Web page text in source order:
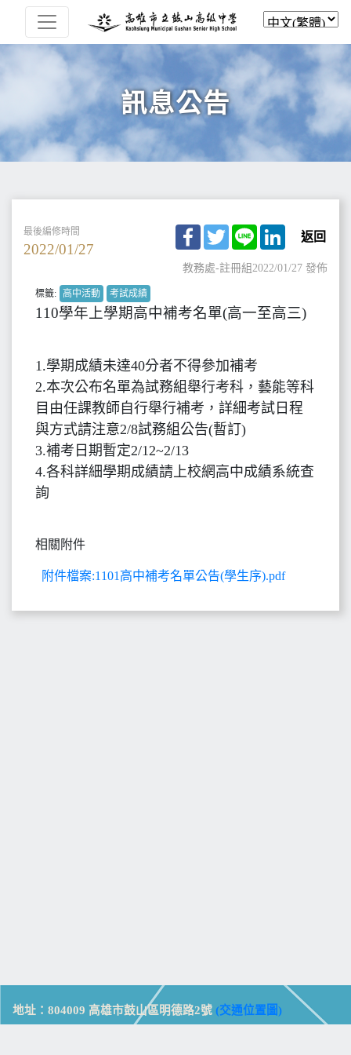
訊息公告
最後編修時間
2022/01/27
Facebook
TwitterLine LinkedIn
返回
教務處-註冊組2022/01/27 發佈
標籤: 高中活動 考試成績
110學年上學期高中補考名單(高一至高三)
1.學期成績未達40分者不得參加補考
2.本次公布名單為試務組舉行考科，藝能等科
目由任課教師自行舉行補考，詳細考試日程
與方式請注意2/8試務組公告(暫訂)
3.補考日期暫定2/12~2/13
4.各科詳細學期成績請上校網高中成績系統查
詢
相關附件
附件檔案:1101高中補考名單公告(學生序).pdf
地址：804009 高雄市鼓山區明德路2號 (交通位置圖)